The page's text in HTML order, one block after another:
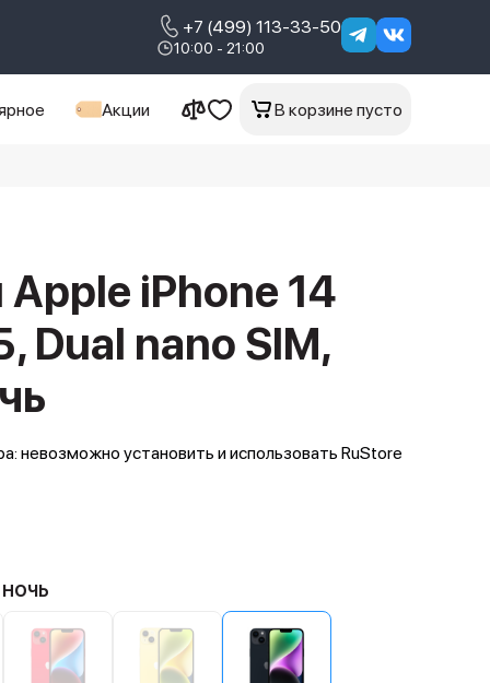
+7 (499) 113-33-50
10:00 - 21:00
Акции В корзине пусто
iPhone 14
Dual nano SIM,
невозможно установить и использовать RuStore